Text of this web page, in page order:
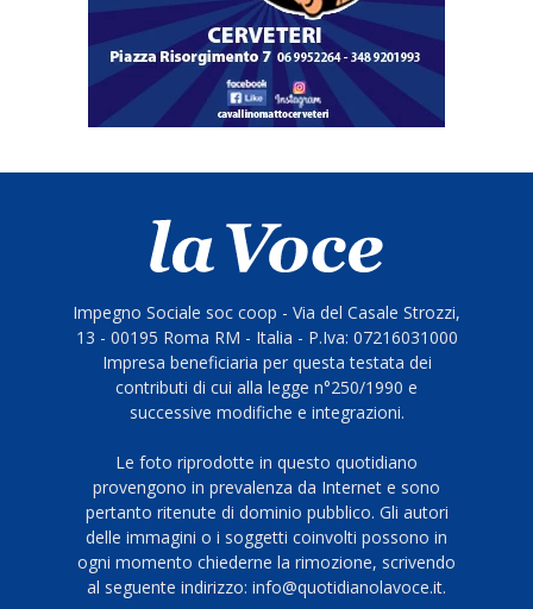
Impegno Sociale soc coop - Via del Casale Strozzi,
13 - 00195 Roma RM - Italia - P.Iva: 07216031000
Impresa beneficiaria per questa testata dei
contributi di cui alla legge n°250/1990 e
successive modifiche e integrazioni.
Le foto riprodotte in questo quotidiano
provengono in prevalenza da Internet e sono
pertanto ritenute di dominio pubblico. Gli autori
delle immagini o i soggetti coinvolti possono in
ogni momento chiederne la rimozione, scrivendo
al seguente indirizzo: info@quotidianolavoce.it.